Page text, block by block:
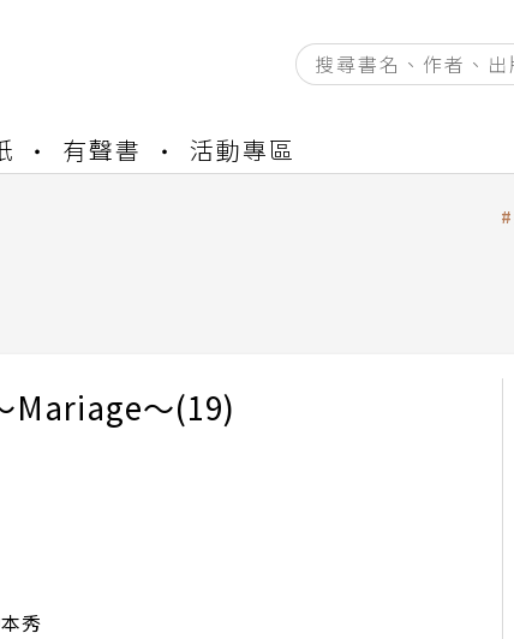
有聲書 活動專區
分閱讀服務
分閱讀服務
Mariage～(19)
秀